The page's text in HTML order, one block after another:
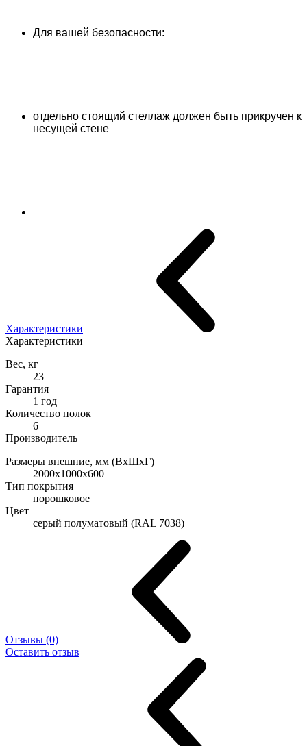
Для вашей безопасности:
отдельно стоящий стеллаж должен быть прикручен к
несущей стене
Характеристики
Характеристики
Вес, кг
23
Гарантия
1 год
Количество полок
6
Производитель
Размеры внешние, мм (ВхШхГ)
2000x1000x600
Тип покрытия
порошковое
Цвет
cерый полуматовый (RAL 7038)
Отзывы (0)
Оставить отзыв